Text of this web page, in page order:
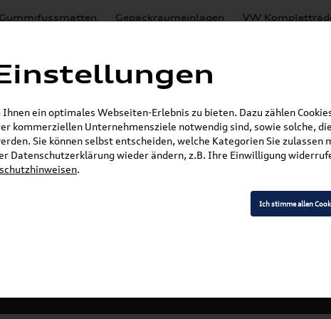
Gummifussmatten Gepäckraumeinlagen VW
Lackierungen
E-Mail
Audi Produkte » Audi Original Zubehör »
/ GT
ein optimales Webseiten-Erlebnis zu bieten. Dazu zählen
kommerziellen Unternehmensziele notwendig sind, sowie solche,
Sie können selbst entscheiden, welche Kategorien Sie zulassen
Datenschutzerklärung wieder ändern, z.B. Ihre Einwilligung
.
Ich stimme allen